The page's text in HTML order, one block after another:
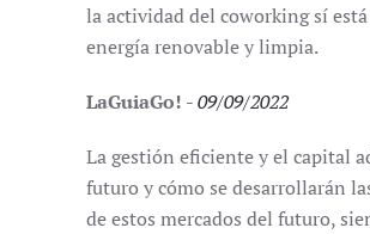
la actividad del coworking sí
energía renovable y limpia.
LaGuiaGo! -09/09/2022
La gestión eficiente y el capital
futuro y cómo se desarrollarán
de estos mercados del futuro,